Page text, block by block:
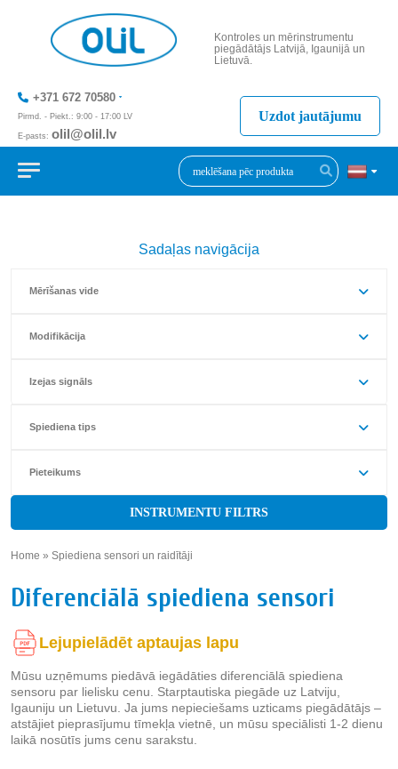
Kontroles un mērinstrumentu
piegādātājs Latvijā, Igaunijā un
Lietuvā.
+371 672 70580
Pirmd. - Piekt.: 9:00 - 17:00 LV
E-pasts: olil@olil.lv
+371 287 11411
Uzdot jautājumu
Sadaļas navigācija
Mērīšanas vide
Modifikācija
Izejas signāls
Spiediena tips
Pieteikums
INSTRUMENTU FILTRS
Home » Spiediena sensori un raidītāji
Diferenciālā spiediena sensori
Lejupielādēt aptaujas lapu
Mūsu uzņēmums piedāvā iegādāties diferenciālā spiediena
sensoru par lielisku cenu. Starptautiska piegāde uz Latviju,
Igauniju un Lietuvu. Ja jums nepieciešams uzticams piegādātājs –
atstājiet pieprasījumu tīmekļa vietnē, un mūsu speciālisti 1-2 dienu
laikā nosūtīs jums cenu sarakstu.